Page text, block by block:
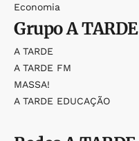
Economia
GrupoA TARDE
A TARDE
A TARDE FM
MASSA!
A TARDE EDUCAÇÃO